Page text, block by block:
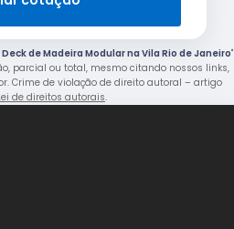
de Madeira Modular na Vila Rio de Janeiro"
parcial ou total, mesmo citando nossos links,
Crime de violação de direito autoral – artigo
de direitos autorais.